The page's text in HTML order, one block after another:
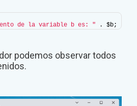
de la variable b es: " . $b;
podemos observar todos